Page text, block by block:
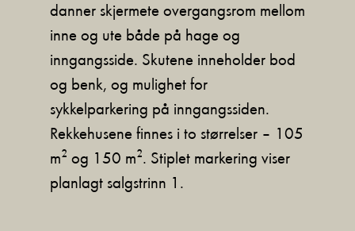
danner skjermete overgangsrom mellom
inne og ute både på hage og
inngangsside. Skutene inneholder bod
og benk, og mulighet for
sykkelparkering på inngangssiden.
Rekkehusene finnes i to størrelser – 105
m² og 150 m². Stiplet markering viser
planlagt salgstrinn 1.